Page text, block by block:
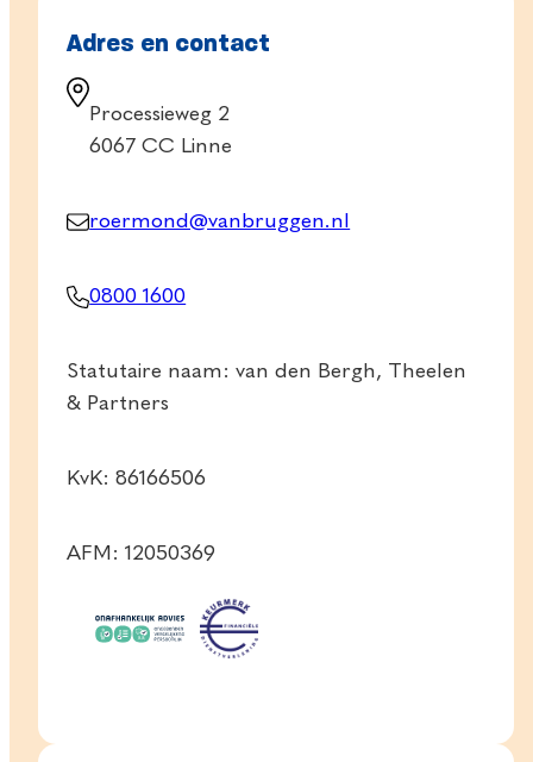
Adres en contact
Processieweg 2
6067 CC Linne
roermond@vanbruggen.nl
0800 1600
Statutaire naam: van den Bergh, Theelen
& Partners
KvK: 86166506
AFM: 12050369